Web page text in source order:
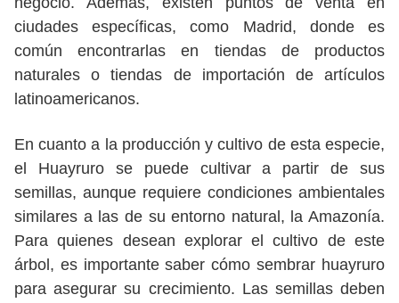
ciudades específicas, como Madrid, donde es
común encontrarlas en tiendas de productos
naturales o tiendas de importación de artículos
latinoamericanos.
En cuanto a la producción y cultivo de esta especie,
el Huayruro se puede cultivar a partir de sus
semillas, aunque requiere condiciones ambientales
similares a las de su entorno natural, la Amazonía.
Para quienes desean explorar el cultivo de este
árbol, es importante saber cómo sembrar huayruro
para asegurar su crecimiento. Las semillas deben